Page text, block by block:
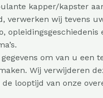
kapper/kapster
verwerken wij tevens
opleidingsgeschiedenis
om van u een
Wij verwijderen
looptijd van onze